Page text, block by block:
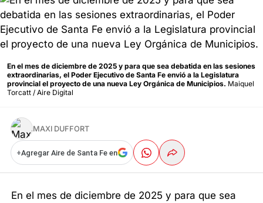
En el mes de diciembre de 2025 y para que sea debatida en las sesiones
extraordinarias, el Poder Ejecutivo de Santa Fe envió a la Legislatura
provincial el proyecto de una nueva Ley Orgánica de Municipios. Maiquel
Torcatt / Aire Digital
MAXI DUFFORT
+Agregar Aire de Santa Fe en
En el mes de diciembre de 2025 y para que sea